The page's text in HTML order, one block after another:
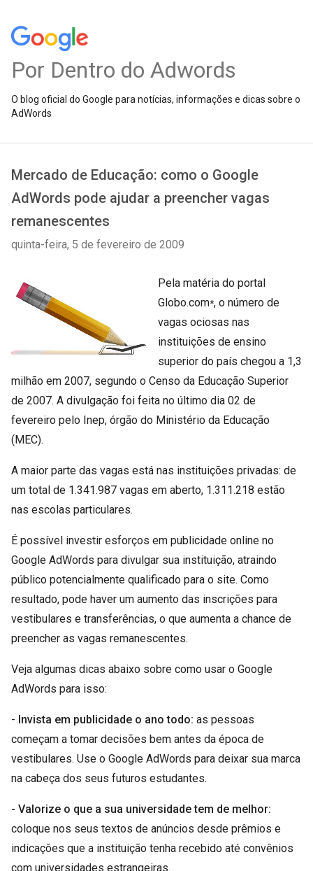
Por Dentro do Adwords
O blog oficial do Google para notícias, informações e dicas sobre o
AdWords
Mercado de Educação: como o Google
AdWords pode ajudar a preencher vagas
remanescentes
quinta-feira, 5 de fevereiro de 2009
Pela matéria do portal
Globo.com*, o número de
vagas ociosas nas
instituições de ensino
superior do país chegou a 1,3
milhão em 2007, segundo o Censo da Educação Superior
de 2007. A divulgação foi feita no último dia 02 de
fevereiro pelo Inep, órgão do Ministério da Educação
(MEC).
A maior parte das vagas está nas instituições privadas: de
um total de 1.341.987 vagas em aberto, 1.311.218 estão
nas escolas particulares.
É possível investir esforços em publicidade online no
Google AdWords para divulgar sua instituição, atraindo
público potencialmente qualificado para o site. Como
resultado, pode haver um aumento das inscrições para
vestibulares e transferências, o que aumenta a chance de
preencher as vagas remanescentes.
Veja algumas dicas abaixo sobre como usar o Google
AdWords para isso:
- Invista em publicidade o ano todo: as pessoas
começam a tomar decisões bem antes da época de
vestibulares. Use o Google AdWords para deixar sua marca
na cabeça dos seus futuros estudantes.
- Valorize o que a sua universidade tem de melhor:
coloque nos seus textos de anúncios desde prêmios e
indicações que a instituição tenha recebido até convênios
com universidades estrangeiras.